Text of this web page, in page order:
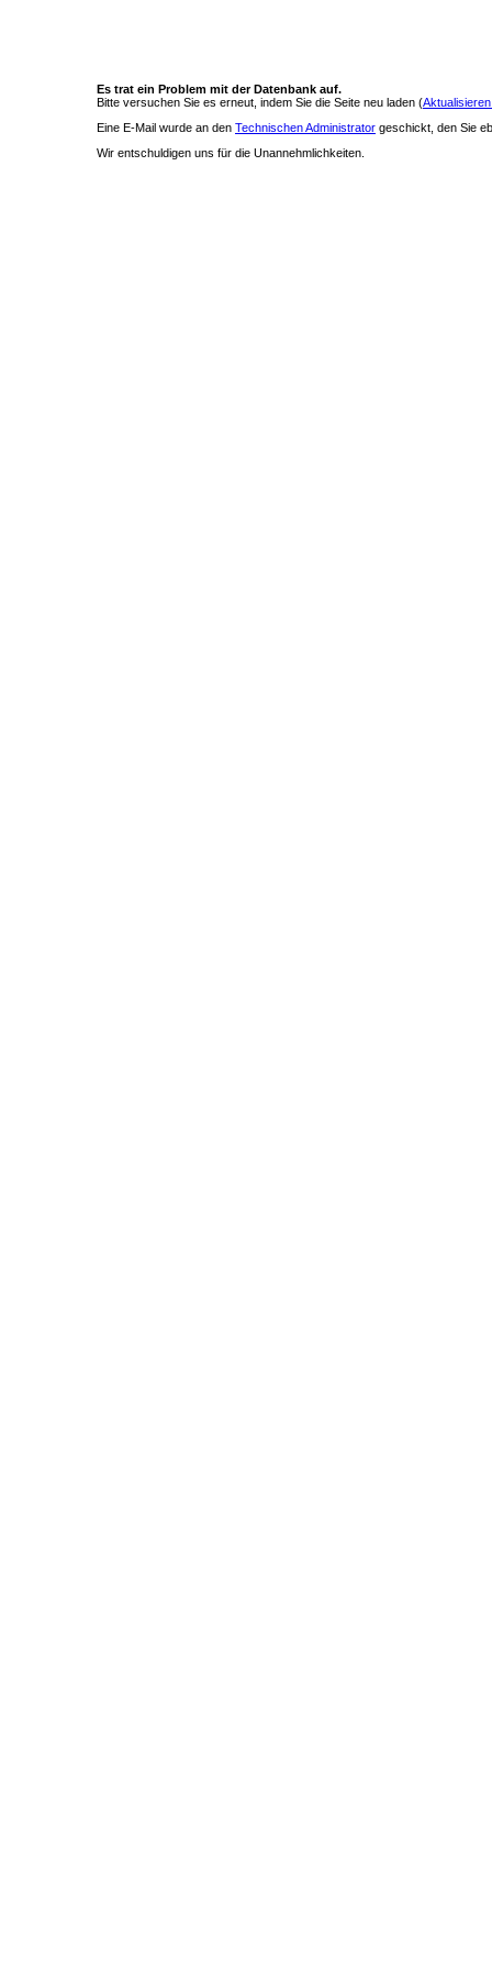
Es trat ein Problem mit der Datenbank auf.
Bitte versuchen Sie es erneut, indem Sie die Seite neu laden (
Eine E-Mail wurde an den Technischen Administrator geschickt, den Sie
Wir entschuldigen uns für die Unannehmlichkeiten.